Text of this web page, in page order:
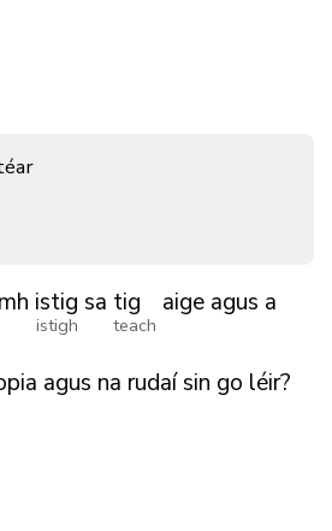
istig
istigh
sa tig
teach
aige agus a
agus na rudaísin go léir?